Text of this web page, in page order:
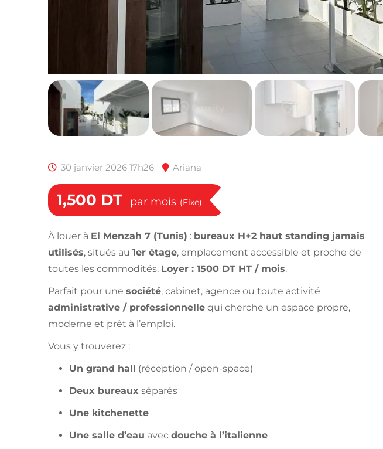
30 janvier 2026 17h26 Ariana
1,500 DT par mois (Fixe)
À louer à El Menzah 7 (Tunis) : bureaux H+2 haut standing jamais
utilisés, situés au 1er étage, emplacement accessible et proche de
toutes les commodités. Loyer : 1500 DT HT / mois.
Parfait pour une société, cabinet, agence ou toute activité
administrative / professionnelle qui cherche un espace propre,
moderne et prêt à l’emploi.
Vous y trouverez :
Un grand hall (réception / open-space)
Deux bureaux séparés
Une kitchenette
Une salle d’eau avec douche à l’italienne